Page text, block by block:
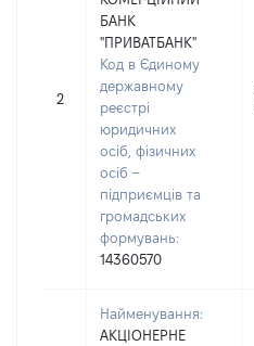
2
БАНК
"ПРИВАТБАНК"
Код в Єдиному
державному
реєстрі
юридичних
осіб, фізичних
осіб –
підприємців та
громадських
формувань:
14360570
Найменування:
АКЦІОНЕРНЕ